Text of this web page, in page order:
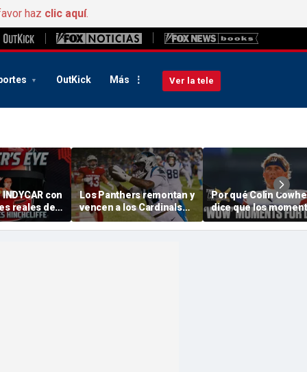
haz clic aquí.
OutKick Más Ver la tele
con
reales de
Palou en
el título
Los Panthers remontan y
vencen a los Cardinals
en el Partido del Salón
de la Fama, en el que se
Por qué Colin
dice que los
«guau» de Jaxson
pueden dar un